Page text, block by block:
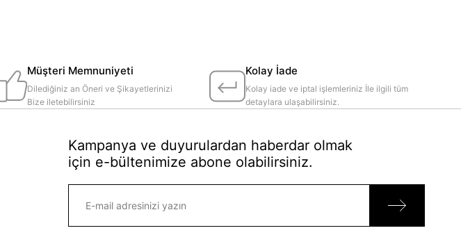
Müşteri Memnuniyeti
Dilediğiniz an Öneri ve Şikayetlerinizi
Bize iletebilirsiniz
Kolay İade
Kolay iade ve iptal işlemleriniz İle ilgili tüm
detaylara ulaşabilirsiniz.
Kampanya ve duyurulardan haberdar olmak
için e-bültenimize abone olabilirsiniz.